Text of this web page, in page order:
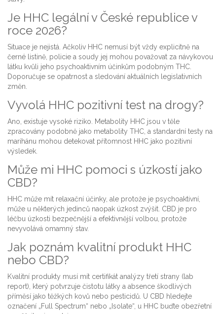
Je HHC legální v České republice v
roce 2026?
Situace je nejistá. Ačkoliv HHC nemusí být vždy explicitně na
černé listině, policie a soudy jej mohou považovat za návykovou
látku kvůli jeho psychoaktivním účinkům podobným THC.
Doporučuje se opatrnost a sledování aktuálních legislativních
změn.
Vyvolá HHC pozitivní test na drogy?
Ano, existuje vysoké riziko. Metabolity HHC jsou v těle
zpracovány podobně jako metabolity THC, a standardní testy na
marihánu mohou detekovat přítomnost HHC jako pozitivní
výsledek.
Může mi HHC pomoci s úzkostí jako
CBD?
HHC může mít relaxační účinky, ale protože je psychoaktivní,
může u některých jedinců naopak úzkost zvýšit. CBD je pro
léčbu úzkosti bezpečnější a efektivnější volbou, protože
nevyvolává omamný stav.
Jak poznám kvalitní produkt HHC
nebo CBD?
Kvalitní produkty musí mít certifikát analýzy třetí strany (lab
report), který potvrzuje čistotu látky a absence škodlivých
příměsí jako těžkých kovů nebo pesticidů. U CBD hledejte
označení „Full Spectrum“ nebo „Isolate“, u HHC buďte obezřetní